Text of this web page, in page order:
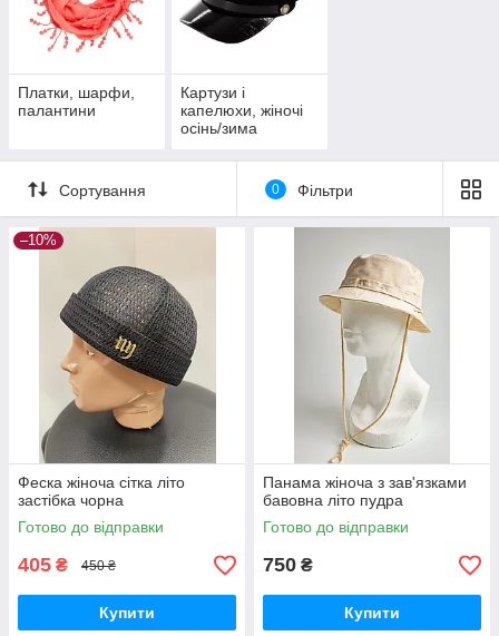
Платки, шарфи,
палантини
Картузи і
капелюхи, жіночі
осінь/зима
Сортування 0 Фільтри
–10%
Феска жіноча сітка літо
застібка чорна
Готово до відправки
405 ₴ 450 ₴
Купити
Панама жіноча з зав'язками
бавовна літо пудра
Готово до відправки
750 ₴
Купити